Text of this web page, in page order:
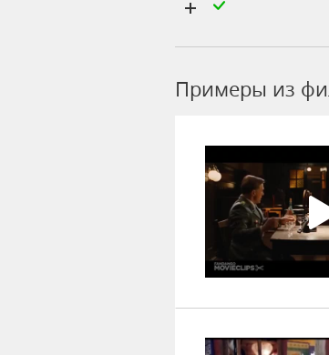
Примеры из